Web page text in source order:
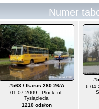
Numer
#563 / Ikarus 280.26/A
01.07.2009 - Płock, ul.
Tysiąclecia
1210 odsłon